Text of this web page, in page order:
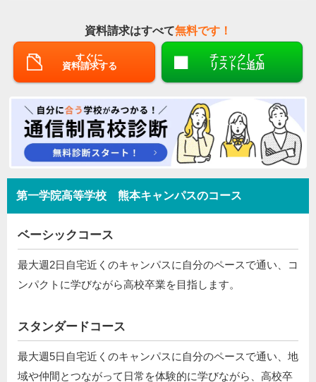
資料請求はすべて無料です！
すぐに
資料請求する
チェックして
リストに追加
第一学院高等学校 熊本キャンパスのコース
ベーシックコース
最大週2日自宅近くのキャンパスに自分のペースで通い、コ
ンパクトに学びながら高校卒業を目指します。
スタンダードコース
最大週5日自宅近くのキャンパスに自分のペースで通い、地
域や仲間とつながって日常を体験的に学びながら、高校卒